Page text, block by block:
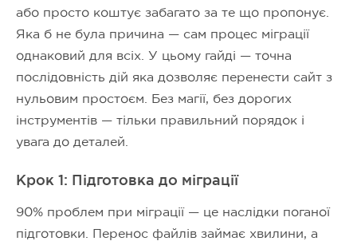
або просто коштує забагато за те що пропонує.
Яка б не була причина — сам процес міграції
однаковий для всіх. У цьому гайді — точна
послідовність дій яка дозволяє перенести сайт з
нульовим простоєм. Без магії, без дорогих
інструментів — тільки правильний порядок і
увага до деталей.
Крок 1: Підготовка до міграції
90% проблем при міграції — це наслідки поганої
підготовки. Перенос файлів займає хвилини, а